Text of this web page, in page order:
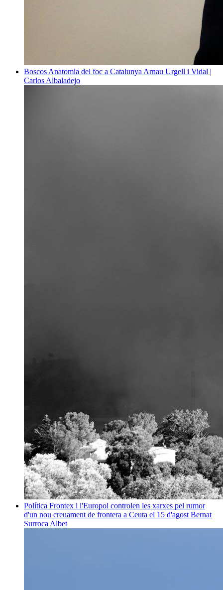
Boscos Anatomia del foc a Catalunya Arnau Urgell i Vidal |
Carlos Albaladejo
Política Frontex i l'Europol controlen les xarxes pel rumor
d'un nou creuament de frontera a Ceuta el 15 d'agost Bernat
Surroca Albet